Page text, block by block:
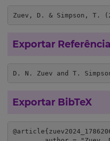
Zuev, D. & Simpson, T.
Exportar
D. N. Zuev and T.
Exportar BibTeX